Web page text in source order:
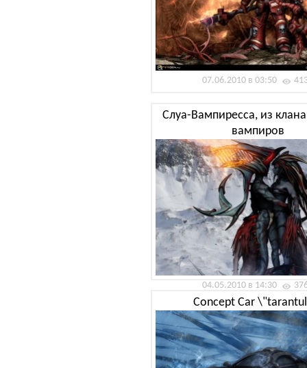
07.06.2010 в 03:50
Слуа-Вампиресса, из
вампиров
04.05.2010 в 14:30
Concept Car